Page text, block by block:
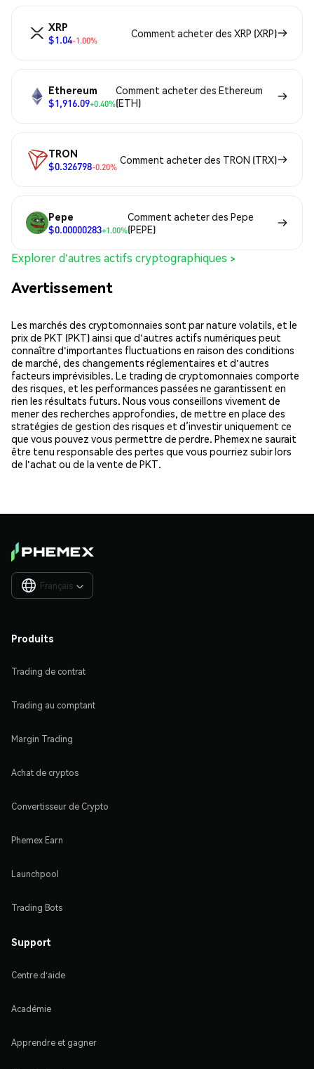
XRP
$1.04-1.00%
Comment acheter des XRP (XRP)
Ethereum
$1,916.09+0.40%
Comment acheter des Ethereum
(ETH)
TRON
$0.326798-0.20%
Comment acheter des TRON (TRX)
Pepe
$0.00000283+1.00%
Comment acheter des Pepe
(PEPE)
Explorer d'autres actifs cryptographiques >
Avertissement
Les marchés des cryptomonnaies sont par nature volatils, et le
prix de PKT (PKT) ainsi que d'autres actifs numériques peut
connaître d'importantes fluctuations en raison des conditions
de marché, des changements réglementaires et d'autres
facteurs imprévisibles. Le trading de cryptomonnaies comporte
des risques, et les performances passées ne garantissent en
rien les résultats futurs. Nous vous conseillons vivement de
mener des recherches approfondies, de mettre en place des
stratégies de gestion des risques et d’investir uniquement ce
que vous pouvez vous permettre de perdre. Phemex ne saurait
être tenu responsable des pertes que vous pourriez subir lors
de l'achat ou de la vente de PKT.
Français 
Produits
Trading de contrat
Trading au comptant
Margin Trading
Achat de cryptos
Convertisseur de Crypto
Phemex Earn
Launchpool
Trading Bots
Support
Centre d'aide
Académie
Apprendre et gagner